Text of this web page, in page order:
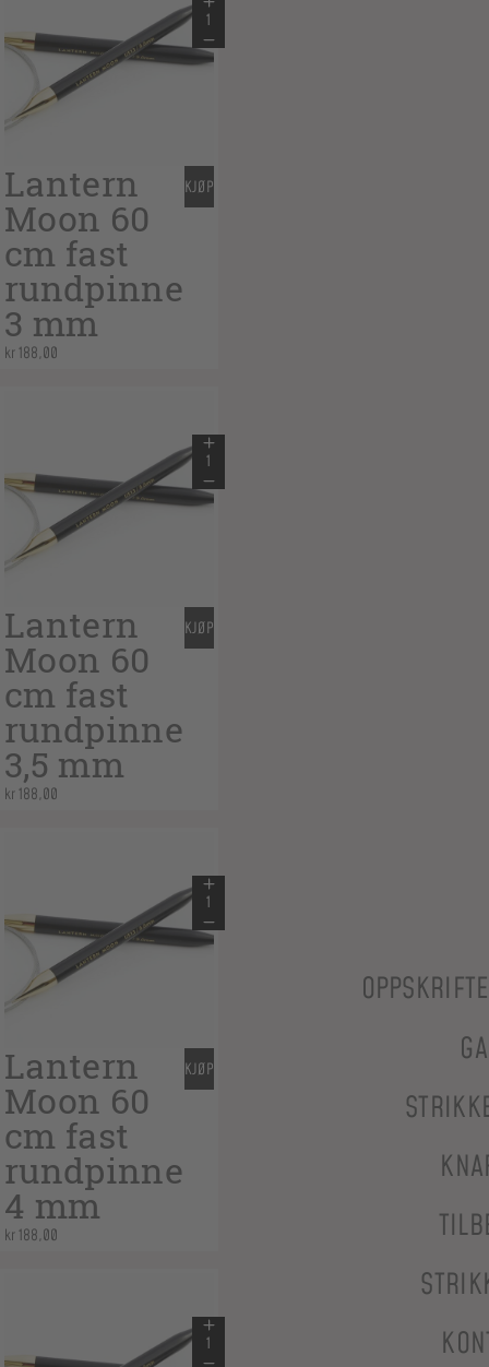
Lantern
Moon 60
cm fast
rundpinne
3 mm
kr188,00
KJØP
Lantern
Moon 60
cm fast
rundpinne
3,5 mm
kr188,00
KJØP
Lantern
Moon 60
cm fast
rundpinne
4 mm
kr188,00
KJØP